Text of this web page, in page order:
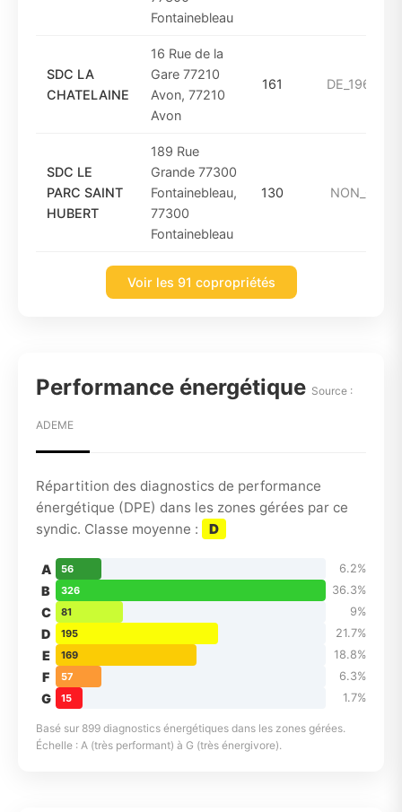
Fontainebleau
SDC LA
CHATELAINE
16 Rue de la
Gare 77210
Avon, 77210
Avon
161
SDC LE
PARC SAINT
HUBERT
189 Rue
Grande 77300
Fontainebleau,
77300
Fontainebleau
130
Voir les 91 copropriétés
Performance énergétique Source :
ADEME
Répartition des diagnostics de performance
énergétique (DPE) dans les zones gérées par ce
syndic. Classe moyenne :
D
A 56 6.2%
B 326 36.3%
C 81 9%
D 195 21.7%
E 169 18.8%
F 57 6.3%
G 15 1.7%
Basé sur 899 diagnostics énergétiques dans les zones gérées.
Échelle : A (très performant) à G (très énergivore).